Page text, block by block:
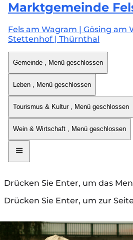
Marktgemeinde
Fels am Wagram | Gösing am
Stettenhof | Thürnthal
Gemeinde , Menü geschlossen
Leben , Menü geschlossen
Tourismus & Kultur , Menü geschlossen
Wein & Wirtschaft , Menü geschlossen
Drücken Sie Enter, um das
Drücken Sie Enter, um zur